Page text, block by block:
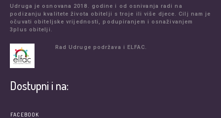
Udruga je osnovana 2018. godine i od osnivanja radi na
podizanju kvalitete života obitelji s troje ili više djece. Cilj nam je
očuvati obiteljske vrijednosti, podupiranjem i osnaživanjem
3plus obitelji.
Rad Udruge podržava i ELFAC.
Dostupni i na:
FACEBOOK